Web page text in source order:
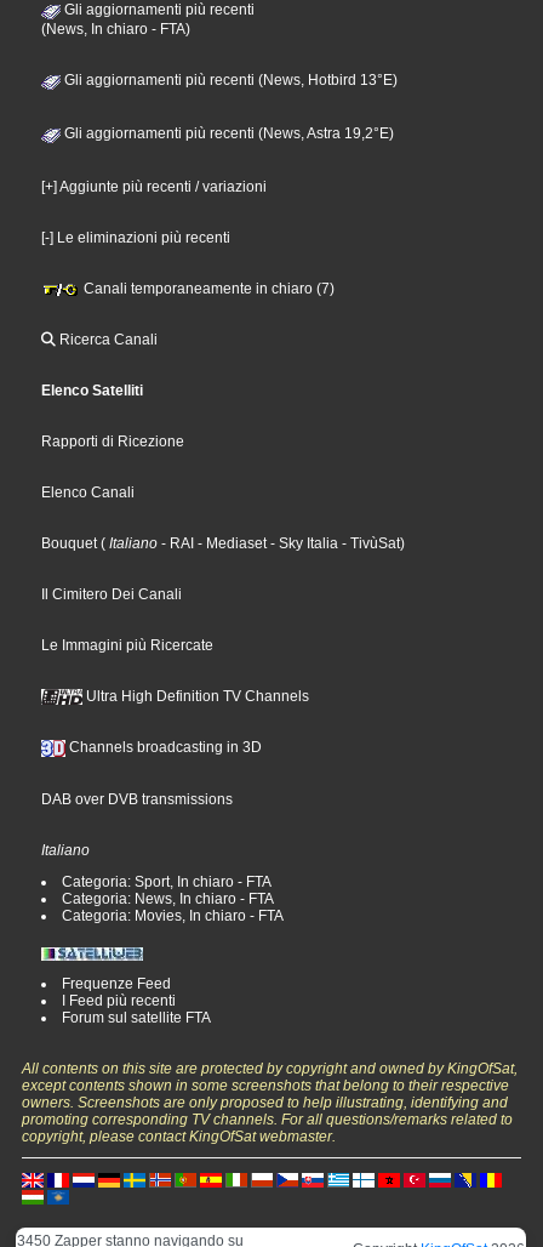
Gli aggiornamenti più recenti
(News, In chiaro - FTA)
Gli aggiornamenti più recenti (News, Hotbird 13°E)
Gli aggiornamenti più recenti (News, Astra 19,2°E)
[+] Aggiunte più recenti / variazioni
[-] Le eliminazioni più recenti
Canali temporaneamente in chiaro (7)
Ricerca Canali
Elenco Satelliti
Rapporti di Ricezione
Elenco Canali
Bouquet( Italiano - RAI - Mediaset- Sky Italia - TivùSat)
Il Cimitero Dei Canali
Le Immagini più Ricercate
Ultra High Definition TV Channels
Channels broadcasting in 3D
DAB over DVB transmissions
Italiano
Categoria: Sport, In chiaro - FTA
Categoria: News, In chiaro - FTA
Categoria: Movies, In chiaro - FTA
Frequenze Feed
I Feed più recenti
Forum sul satellite FTA
All contents on this site are protected by copyright and owned by KingOfSat,
except contents shown in some screenshots that belong to their respective
owners. Screenshots are only proposed to help illustrating, identifying and
promoting corresponding TV channels. For all questions/remarks related to
copyright, please contact KingOfSat webmaster.
3450 Zapper stanno navigando su